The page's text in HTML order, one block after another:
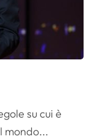
su cui è
mondo...